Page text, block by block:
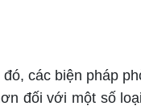
các biện pháp
đối với một số